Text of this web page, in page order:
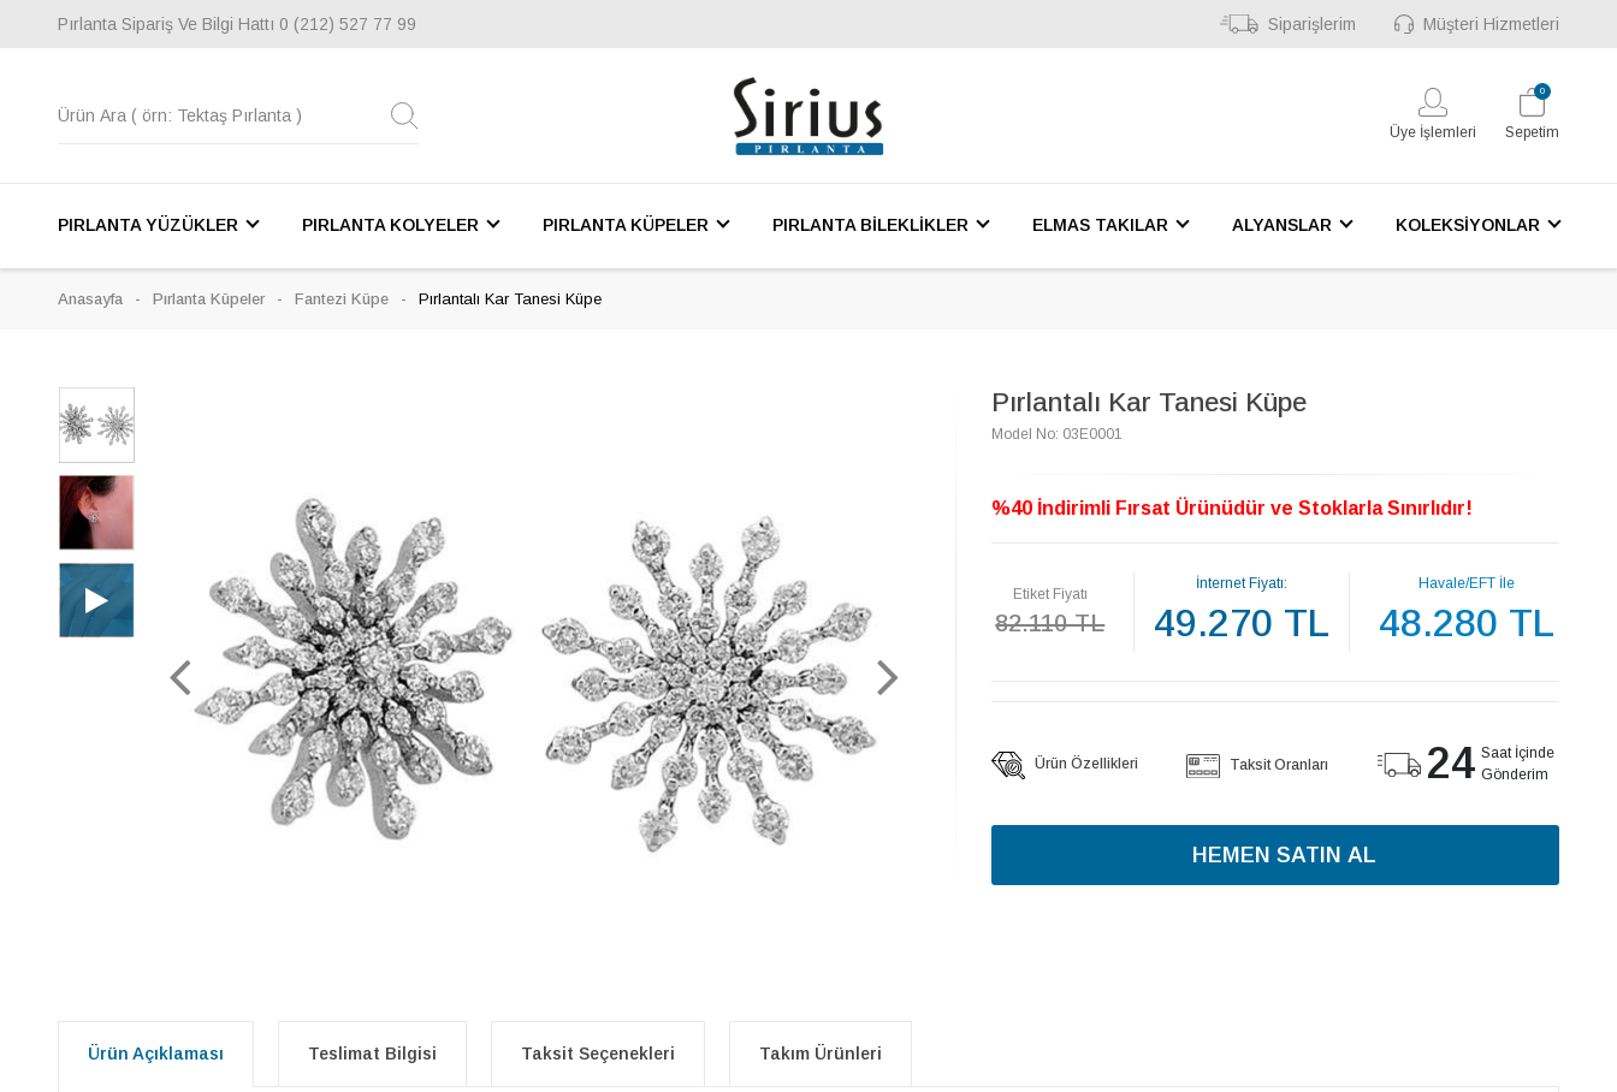
Pırlanta Sipariş Ve Bilgi Hattı 0 (212) 527 77 99 Siparişlerim Müşteri Hizmetleri
Üye İşlemleri Sepetim
0
PIRLANTA YÜZÜKLER PIRLANTA KOLYELER PIRLANTA KÜPELER PIRLANTA BİLEKLİKLER ELMAS TAKILAR ALYANSLAR KOLEKSİYONLAR
Anasayfa Pırlanta Küpeler Fantezi Küpe Pırlantalı Kar Tanesi Küpe
Pırlantalı Kar Tanesi Küpe
Model No: 03E0001
%40 İndirimli Fırsat Ürünüdür ve Stoklarla Sınırlıdır!
Etiket Fiyatı
82.110 TL
İnternet Fiyatı:
49.270 TL
Havale/EFT İle
48.280 TL
Ürün Özellikleri Taksit Oranları 24 Saat İçinde
Gönderim
HEMEN SATIN AL
Ürün Açıklaması Teslimat Bilgisi Taksit Seçenekleri Takım Ürünleri